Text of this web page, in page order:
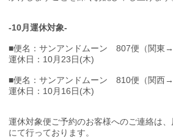
-10月運休対象-
■便名：サンアンドムーン 807便（関東→
運休日：10月23日(木)
■便名：サンアンドムーン 810便（関西→
運休日：10月16日(木)
運休対象便ご予約のお客様へのご連絡は
にて行っております。